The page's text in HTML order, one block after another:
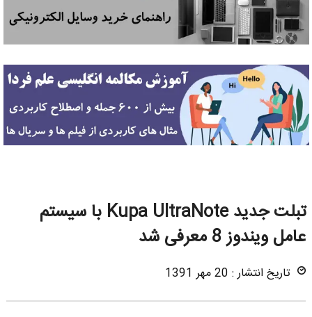
تبلت جدید Kupa UltraNote با سیستم
عامل ویندوز 8 معرفی شد
تاریخ انتشار : 20 مهر 1391